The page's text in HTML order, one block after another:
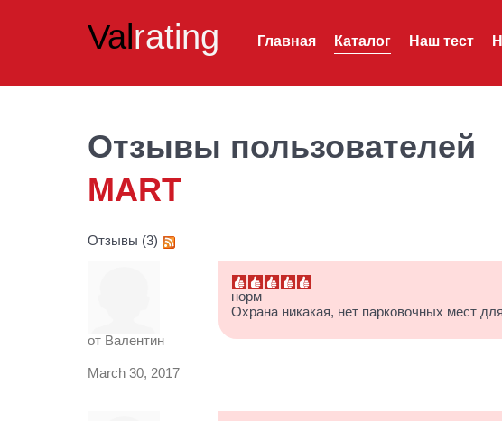
Valrating Главная Каталог Наш тест
Отзывы пользователей
MART
Отзывы (3)
от Валентин
March 30, 2017
норм
Охрана никакая, нет парковочных мест